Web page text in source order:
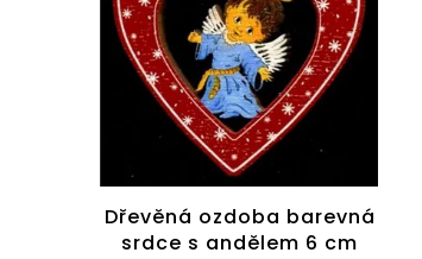
Dřevěná ozdoba barevná
srdce s andělem 6 cm